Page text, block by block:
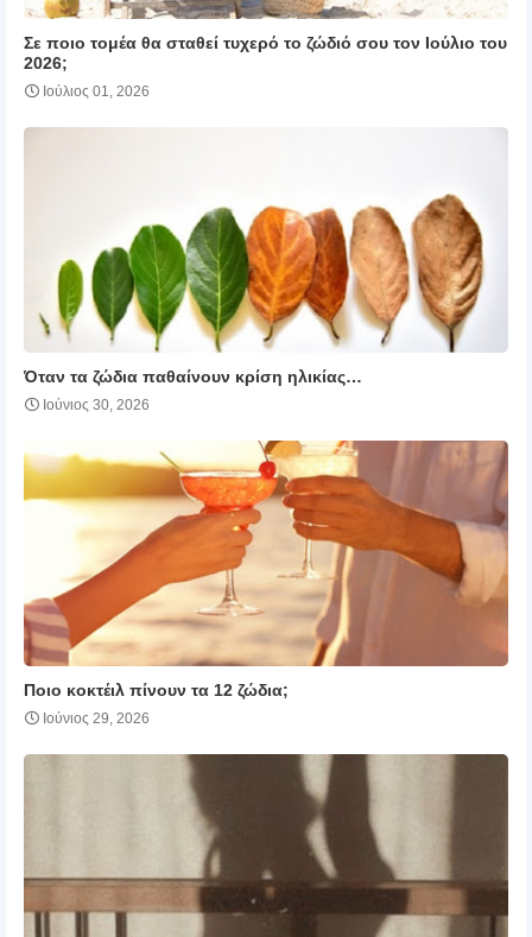
Σε ποιο τομέα θα σταθεί τυχερό το ζώδιό σου τον Ιούλιο του
2026;
Ιούλιος 01, 2026
Όταν τα ζώδια παθαίνουν κρίση ηλικίας…
Ιούνιος 30, 2026
Ποιο κοκτέιλ πίνουν τα 12 ζώδια;
Ιούνιος 29, 2026